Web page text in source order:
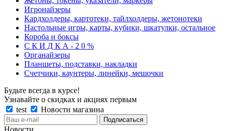
Игронайзеры
Кардхолдеры, картотеки, тайлхолдеры, жетонотеки
Настольные игры, карты, кубики, шкатулки, остальное
Короба и боксы
С К И Д К А - 2 0 %
Органайзеры
Планшеты, подставки, накладки
Счетчики, каунтеры, линейки, мешочки
Будьте всегда в курсе!
Узнавайте о скидках и акциях первым
test
Новости магазина
Новости